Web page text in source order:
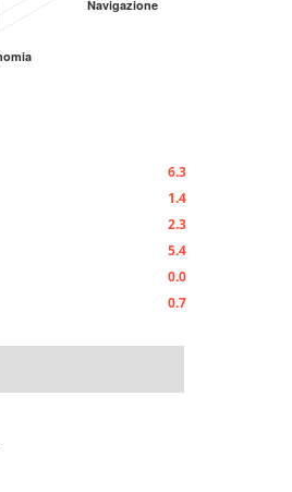
6.3
1.4
2.3
5.4
0.0
0.7